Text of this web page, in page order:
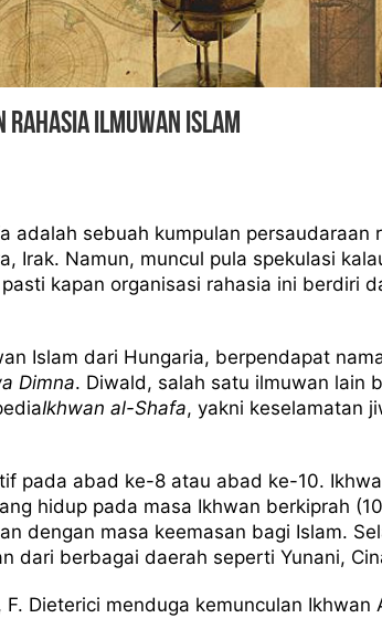
Ilmuwan Islam
adalah sebuah kumpulan persaudaraan
Irak. Namun, muncul pula spekulasi
kapan organisasi rahasia ini berdiri
Islam dari Hungaria, berpendapat
Dimna. Diwald, salah satu ilmuwan lain
Ikhwan al-Shafa, yakni keselamatan
pada abad ke-8 atau abad ke-10.
hidup pada masa Ikhwan berkiprah
dengan masa keemasan bagi Islam.
dari berbagai daerah seperti Yunani,
Dieterici menduga kemunculan